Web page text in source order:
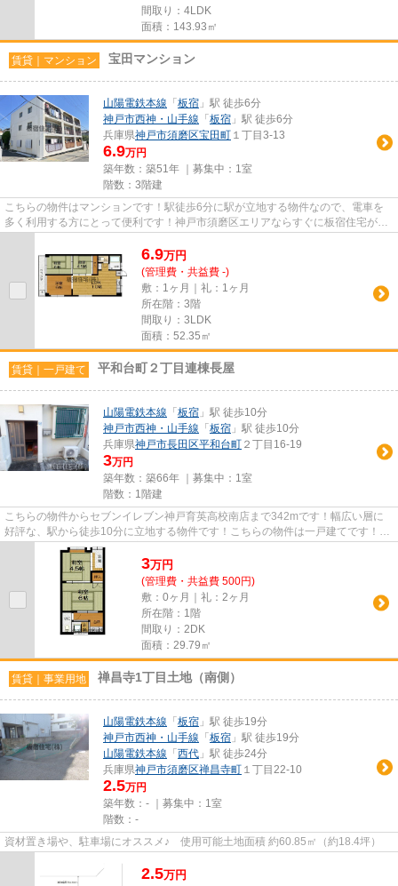
間取り：4LDK
面積：143.93㎡
賃貸｜マンション 宝田マンション
山陽電鉄本線 「 板宿 」駅 徒歩6分
神戸市西神・山手線 「 板宿 」駅 徒歩6分
兵庫県神戸市須磨区宝田町 １丁目3-13
6.9万円
築年数：築51年 ｜募集中： 1室
階数：3階建
こちらの物件はマンションです！駅徒歩6分に駅が立地する物件なので、電車を
多く利用する方にとって便利です！神戸市須磨区エリアならすぐに板宿住宅が物
6.9万円
(管理費・共益費 -)
敷：1ヶ月｜礼：1ヶ月
所在階：3階
間取り：3LDK
面積：52.35㎡
賃貸｜一戸建て 平和台町２丁目連棟長屋
山陽電鉄本線 「 板宿 」駅 徒歩10分
神戸市西神・山手線 「 板宿 」駅 徒歩10分
兵庫県神戸市長田区平和台町 ２丁目16-19
3万円
築年数：築66年 ｜募集中： 1室
階数：1階建
こちらの物件からセブンイレブン神戸育英高校南店まで342mです！幅広い層に
好評な、駅から徒歩10分に立地する物件です！こちらの物件は一戸建てです！神
戸市長田区にある物件を、実際...
3万円
(管理費・共益費 500円)
敷：0ヶ月｜礼：2ヶ月
所在階：1階
間取り：2DK
面積：29.79㎡
賃貸｜事業用地 禅昌寺1丁目土地（南側）
山陽電鉄本線 「 板宿 」駅 徒歩19分
神戸市西神・山手線 「 板宿 」駅 徒歩19分
山陽電鉄本線 「 西代 」駅 徒歩24分
兵庫県神戸市須磨区禅昌寺町 １丁目22-10
2.5万円
築年数：- ｜募集中： 1室
階数：-
資材置き場や、駐車場にオススメ♪ 使用可能土地面積 約60.85㎡（約18.4坪）
2.5万円